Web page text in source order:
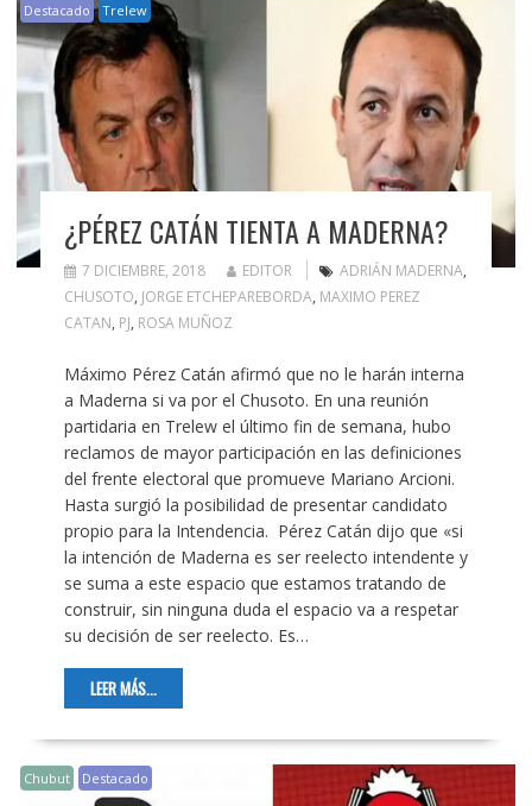
Destacado Trelew
¿PÉREZ CATÁN TIENTA A MADERNA?
7 DICIEMBRE, 2018 EDITOR ADRIÁN MADERNA,
CHUSOTO, JORGE ETCHEPAREBORDA, MAXIMO PEREZ
CATAN, PJ, ROSA MUÑOZ
Máximo Pérez Catán afirmó que no le harán interna
a Maderna si va por el Chusoto. En una reunión
partidaria en Trelew el último fin de semana, hubo
reclamos de mayor participación en las definiciones
del frente electoral que promueve Mariano Arcioni.
Hasta surgió la posibilidad de presentar candidato
propio para la Intendencia. Pérez Catán dijo que «si
la intención de Maderna es ser reelecto intendente y
se suma a este espacio que estamos tratando de
construir, sin ninguna duda el espacio va a respetar
su decisión de ser reelecto. Es…
LEER MÁS...
Chubut Destacado